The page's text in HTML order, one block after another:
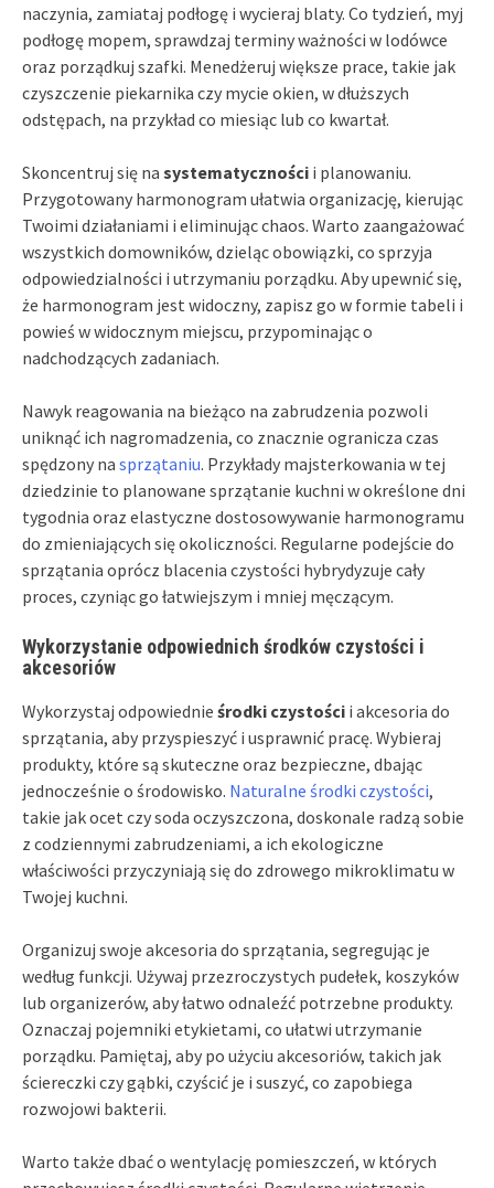
naczynia, zamiataj podłogę i wycieraj blaty. Co tydzień, myj
podłogę mopem, sprawdzaj terminy ważności w lodówce
oraz porządkuj szafki. Menedżeruj większe prace, takie jak
czyszczenie piekarnika czy mycie okien, w dłuższych
odstępach, na przykład co miesiąc lub co kwartał.
Skoncentruj się na systematyczności i planowaniu.
Przygotowany harmonogram ułatwia organizację, kierując
Twoimi działaniami i eliminując chaos. Warto zaangażować
wszystkich domowników, dzieląc obowiązki, co sprzyja
odpowiedzialności i utrzymaniu porządku. Aby upewnić się,
że harmonogram jest widoczny, zapisz go w formie tabeli i
powieś w widocznym miejscu, przypominając o
nadchodzących zadaniach.
Nawyk reagowania na bieżąco na zabrudzenia pozwoli
uniknąć ich nagromadzenia, co znacznie ogranicza czas
spędzony na sprzątaniu. Przykłady majsterkowania w tej
dziedzinie to planowane sprzątanie kuchni w określone dni
tygodnia oraz elastyczne dostosowywanie harmonogramu
do zmieniających się okoliczności. Regularne podejście do
sprzątania oprócz blacenia czystości hybrydyzuje cały
proces, czyniąc go łatwiejszym i mniej męczącym.
Wykorzystanie odpowiednich środków czystości i
akcesoriów
Wykorzystaj odpowiednie środki czystości i akcesoria do
sprzątania, aby przyspieszyć i usprawnić pracę. Wybieraj
produkty, które są skuteczne oraz bezpieczne, dbając
jednocześnie o środowisko. Naturalne środki czystości,
takie jak ocet czy soda oczyszczona, doskonale radzą sobie
z codziennymi zabrudzeniami, a ich ekologiczne
właściwości przyczyniają się do zdrowego mikroklimatu w
Twojej kuchni.
Organizuj swoje akcesoria do sprzątania, segregując je
według funkcji. Używaj przezroczystych pudełek, koszyków
lub organizerów, aby łatwo odnaleźć potrzebne produkty.
Oznaczaj pojemniki etykietami, co ułatwi utrzymanie
porządku. Pamiętaj, aby po użyciu akcesoriów, takich jak
ściereczki czy gąbki, czyścić je i suszyć, co zapobiega
rozwojowi bakterii.
Warto także dbać o wentylację pomieszczeń, w których